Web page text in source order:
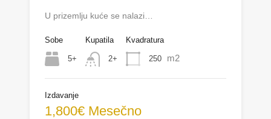
U prizemlju kuće se nalazi…
Sobe
5+
Kupatila
2+
Kvadratura
250 m2
Izdavanje
1,800€ Mesečno